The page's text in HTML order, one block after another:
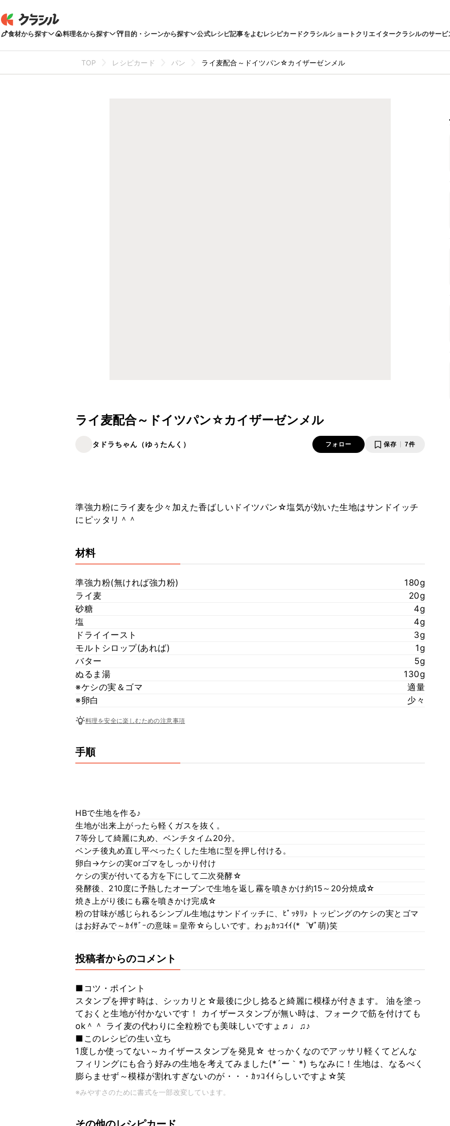
食材から探す 料理名から探す 目的・シーンから探す 公式レシピ記事をよむレシピカードクラシルショートクリエイタークラシルのサービ
TOP レシピカード パン ライ麦配合～ドイツパン☆カイザーゼンメル
ライ麦配合～ドイツパン☆カイザーゼンメル
タドラちゃん（ゆぅたんく） フォロー 保存 7件
準強力粉にライ麦を少々加えた香ばしいドイツパン☆塩気が効いた生地はサンドイッチ
にピッタリ＾＾
材料
準強力粉(無ければ強力粉)
180g
ライ麦
20g
砂糖
4g
塩
4g
ドライイースト
3g
モルトシロップ(あれば)
1g
バター
5g
ぬるま湯
130g
※ケシの実＆ゴマ
適量
※卵白
少々
料理を安全に楽しむための注意事項
手順
HBで生地を作る♪
生地が出来上がったら軽くガスを抜く。
7等分して綺麗に丸め、ベンチタイム20分。
ベンチ後丸め直し平べったくした生地に型を押し付ける。
卵白→ケシの実orゴマをしっかり付け
ケシの実が付いてる方を下にして二次発酵☆
発酵後、210度に予熱したオーブンで生地を返し霧を噴きかけ約15～20分焼成☆
焼き上がり後にも霧を噴きかけ完成☆
粉の甘味が感じられるシンプル生地はサンドイッチに、ﾋﾟｯﾀﾘ♪ トッピングのケシの実とゴマ
はお好みで～ｶｲｻﾞｰの意味＝皇帝☆らしいです。わぉｶｯｺｲｲ(*゜∀ﾟ萌)笑
投稿者からのコメント
■コツ・ポイント
スタンプを押す時は、シッカリと☆最後に少し捻ると綺麗に模様が付きます。 油を塗っ
ておくと生地が付かないです！ カイザースタンプが無い時は、フォークで筋を付けても
ok＾＾ ライ麦の代わりに全粒粉でも美味しいですょ♬♩♫♪
■このレシピの生い立ち
1度しか使ってない～カイザースタンプを発見☆ せっかくなのでアッサリ軽くてどんな
フィリングにも合う好みの生地を考えてみました(*´ー｀*) ちなみに！生地は、なるべく
膨らませず～模様が割れすぎないのが・・・ｶｯｺｲｲらしいですよ☆笑
※みやすさのために書式を一部改変しています。